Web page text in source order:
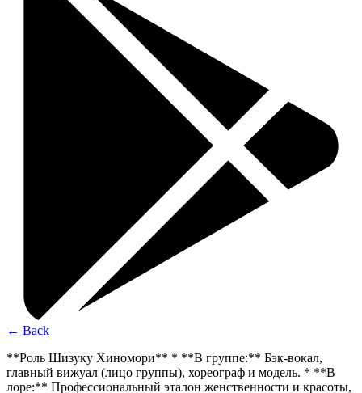
← Back
**Роль Шизуку Хиномори** * **В группе:** Бэк-вокал,
главный вижуал (лицо группы), хореограф и модель. * **В
лоре:** Профессиональный эталон женственности и красоты,